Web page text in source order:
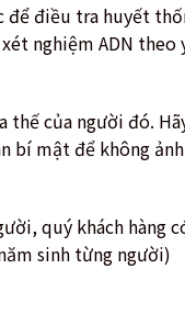
để điều tra huyết
nghiệm ADN theo
thế của người đó.
bí mật để không
quý khách hàng
sinh từng người)